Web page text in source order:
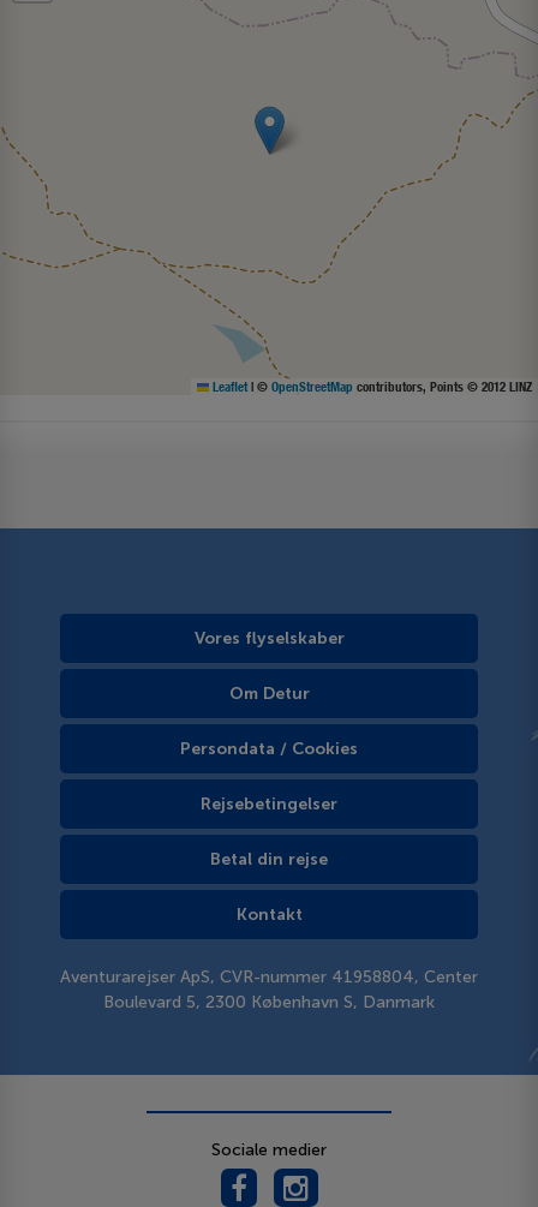
Leaflet | © OpenStreetMap contributors, Points © 2012 LINZ
Vores flyselskaber
Om Detur
Persondata / Cookies
Rejsebetingelser
Betal din rejse
Kontakt
Aventurarejser ApS, CVR-nummer 41958804, Center
Boulevard 5, 2300 København S, Danmark
Sociale medier